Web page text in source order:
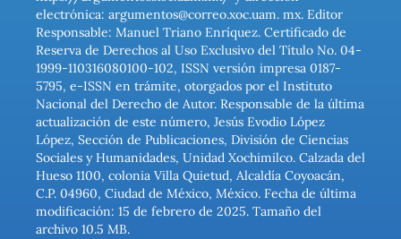
electrónica: argumentos@correo.xoc.uam. mx. Editor
Responsable: Manuel Triano Enríquez. Certificado de
Reserva de Derechos al Uso Exclusivo del Título No. 04-
1999-110316080100-102, ISSN versión impresa 0187-
5795, e-ISSN en trámite, otorgados por el Instituto
Nacional del Derecho de Autor. Responsable de la última
actualización de este número, Jesús Evodio López
López, Sección de Publicaciones, División de Ciencias
Sociales y Humanidades, Unidad Xochimilco. Calzada del
Hueso 1100, colonia Villa Quietud, Alcaldía Coyoacán,
C.P. 04960, Ciudad de México, México. Fecha de última
modificación: 15 de febrero de 2025. Tamaño del
archivo 10.5 MB.